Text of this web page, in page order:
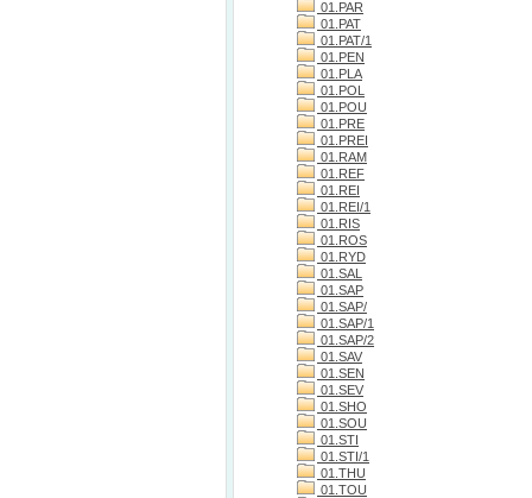
01.PAR
01.PAT
01.PAT/1
01.PEN
01.PLA
01.POL
01.POU
01.PRE
01.PREI
01.RAM
01.REF
01.REI
01.REI/1
01.RIS
01.ROS
01.RYD
01.SAL
01.SAP
01.SAP/
01.SAP/1
01.SAP/2
01.SAV
01.SEN
01.SEV
01.SHO
01.SOU
01.STI
01.STI/1
01.THU
01.TOU